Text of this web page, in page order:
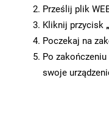
Prześlij plik
Kliknij przycisk
Poczekaj na
Po
swoje